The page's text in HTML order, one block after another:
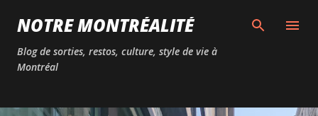
Passer au contenu principal
NOTRE MONTRÉALITÉ
Blog de sorties, restos, culture, style de vie à
Montréal